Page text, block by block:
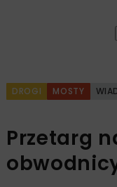
DROGI MOSTY
Przetarg